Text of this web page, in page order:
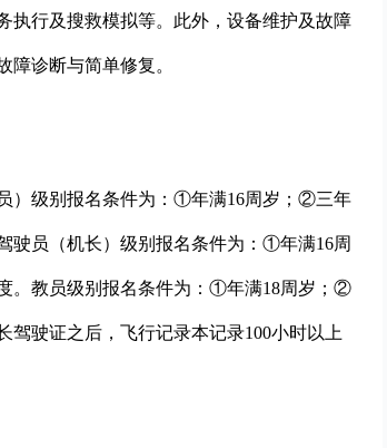
执行及搜救模拟等。此外，设备维护及故障
诊断与简单修复。
）级别报名条件为：①年满16周岁；②三年
驶员（机长）级别报名条件为：①年满16周
。教员级别报名条件为：①年满18周岁；②
驶证之后，飞行记录本记录100小时以上